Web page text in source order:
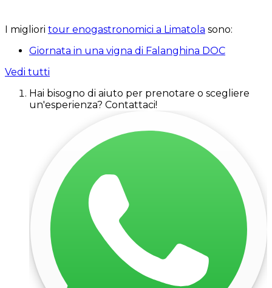
I migliori tour enogastronomici a Limatola sono:
Giornata in una vigna di Falanghina DOC
Vedi tutti
Hai bisogno di aiuto per prenotare o scegliere
un'esperienza? Contattaci!